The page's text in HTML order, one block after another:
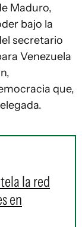
Maduro,
bajo la
secretario
Venezuela
que,
la red
en